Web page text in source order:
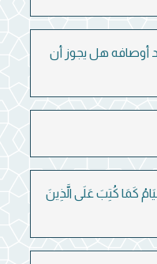
أوصافه هل يجوز أن
كَمَا كُتِبَ عَلَى الَّذِينَ